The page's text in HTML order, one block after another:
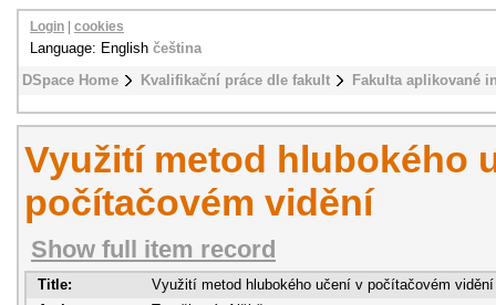
DSpace Home Kvalifikační práce dle fakult Fakulta aplikované
Login cookies
Language: English čeština
Využití metod hlubokého
počítačovém vidění
Show full item record
Title:
Využití metod hlubokého učení v počítačovém vidění